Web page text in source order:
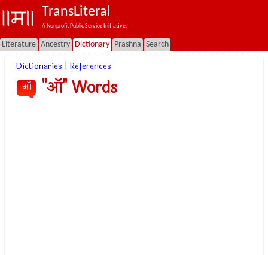
TransLiteral
A Nonprofit Public Service Initiative.
Literature Ancestry Dictionary Prashna Search
Dictionaries References
ऑ "ऑ" Words